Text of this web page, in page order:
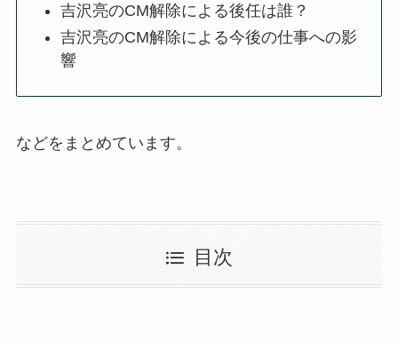
吉沢亮のCM解除による後任は誰？
吉沢亮のCM解除による今後の仕事への影
響
などをまとめています。
目次